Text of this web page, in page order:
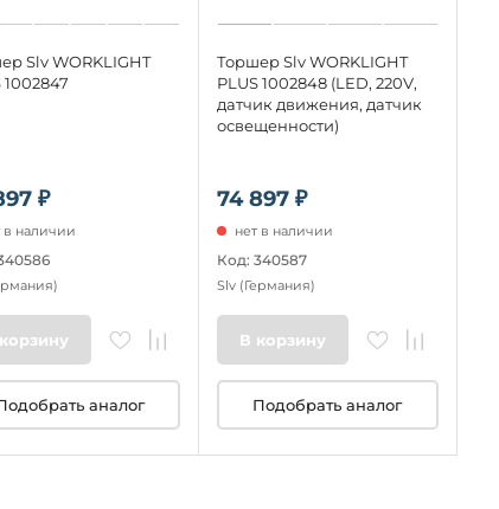
₽
Slv WORKLIGHT
1002847
в наличии
аналог
74 897 ₽
Торшер Slv WORKLIGHT
PLUS 1002848 (LED, 220V,
датчик движения, датчик
освещенности)
нет в наличии
Код: 340587
Slv (Германия)
В корзину
Подобрать аналог